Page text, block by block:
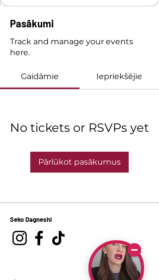
Pasākumi
Track and manage your events
here.
Gaidāmie Iepriekšējie
No tickets or RSVPs yet
Pārlūkot pasākumus
Seko Dagneshi